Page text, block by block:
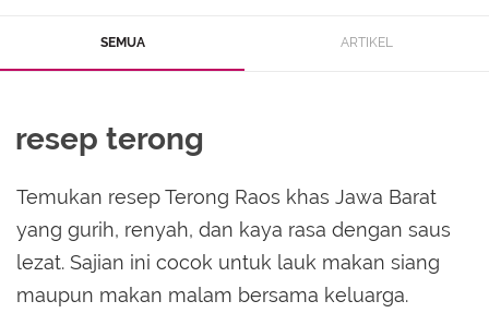
SEMUA ARTIKEL
resep terong
Temukan resep Terong Raos khas Jawa Barat
yang gurih, renyah, dan kaya rasa dengan saus
lezat. Sajian ini cocok untuk lauk makan siang
maupun makan malam bersama keluarga.